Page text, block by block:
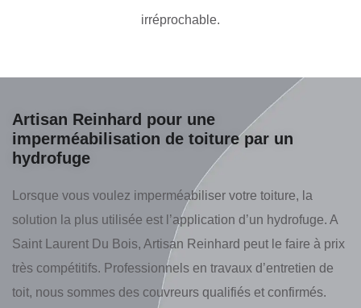
irréprochable.
Artisan Reinhard pour une
imperméabilisation de toiture par un
hydrofuge
Lorsque vous voulez imperméabiliser votre toiture, la
solution la plus utilisée est l’application d’un hydrofuge. A
Saint Laurent Du Bois, Artisan Reinhard peut le faire à prix
très compétitifs. Professionnels en travaux d’entretien de
toit, nous sommes des couvreurs qualifiés et confirmés.